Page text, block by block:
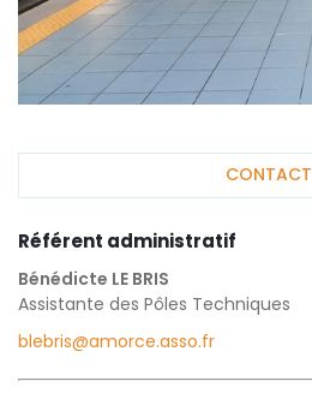
CONTACT
Référent administratif
Bénédicte LE BRIS
Assistante des Pôles Techniques
blebris@amorce.asso.fr